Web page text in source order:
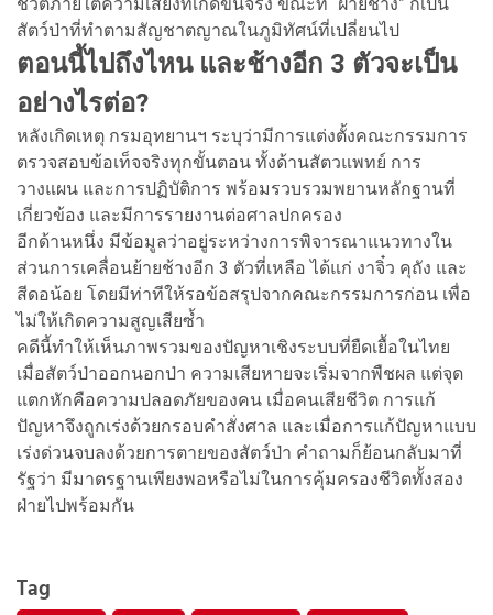
สัตว์ป่าที่ทำตามสัญชาตญาณในภูมิทัศน์ที่เปลี่ยนไป
ตอนนี้ไปถึงไหน และช้างอีก 3 ตัวจะเป็น
อย่างไรต่อ?
หลังเกิดเหตุ กรมอุทยานฯ ระบุว่ามีการแต่งตั้งคณะกรรมการ
ตรวจสอบข้อเท็จจริงทุกขั้นตอน ทั้งด้านสัตวแพทย์ การ
วางแผน และการปฏิบัติการ พร้อมรวบรวมพยานหลักฐานที่
เกี่ยวข้อง และมีการรายงานต่อศาลปกครอง
อีกด้านหนึ่ง มีข้อมูลว่าอยู่ระหว่างการพิจารณาแนวทางใน
ส่วนการเคลื่อนย้ายช้างอีก 3 ตัวที่เหลือ ได้แก่ งาจิ๋ว คุถัง และ
สีดอน้อย โดยมีท่าทีให้รอข้อสรุปจากคณะกรรมการก่อน เพื่อ
ไม่ให้เกิดความสูญเสียซ้ำ
คดีนี้ทำให้เห็นภาพรวมของปัญหาเชิงระบบที่ยืดเยื้อในไทย
เมื่อสัตว์ป่าออกนอกป่า ความเสียหายจะเริ่มจากพืชผล แต่จุด
แตกหักคือความปลอดภัยของคน เมื่อคนเสียชีวิต การแก้
ปัญหาจึงถูกเร่งด้วยกรอบคำสั่งศาล และเมื่อการแก้ปัญหาแบบ
เร่งด่วนจบลงด้วยการตายของสัตว์ป่า คำถามก็ย้อนกลับมาที่
รัฐว่า มีมาตรฐานเพียงพอหรือไม่ในการคุ้มครองชีวิตทั้งสอง
ฝ่ายไปพร้อมกัน
Tag